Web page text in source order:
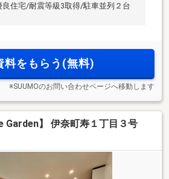
住宅/耐震等級3取得/駐車並列２台
料をもらう(無料)
※SUUMOのお問い合わせページへ移動します
Garden】 伊奈町寿１丁目３号